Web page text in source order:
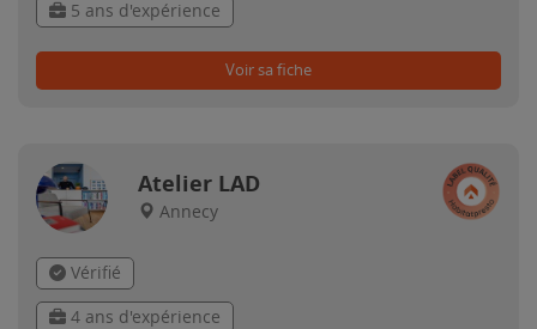
5 ans d'expérience
Voir sa fiche
Atelier LAD
Annecy
Vérifié
4 ans d'expérience